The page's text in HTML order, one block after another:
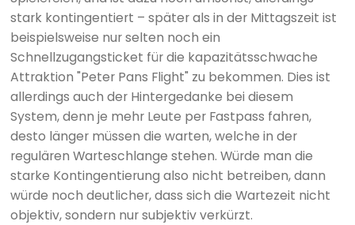
stark kontingentiert – später als in der Mittagszeit ist
beispielsweise nur selten noch ein
Schnellzugangsticket für die kapazitätsschwache
Attraktion "Peter Pans Flight" zu bekommen. Dies ist
allerdings auch der Hintergedanke bei diesem
System, denn je mehr Leute per Fastpass fahren,
desto länger müssen die warten, welche in der
regulären Warteschlange stehen. Würde man die
starke Kontingentierung also nicht betreiben, dann
würde noch deutlicher, dass sich die Wartezeit nicht
objektiv, sondern nur subjektiv verkürzt.